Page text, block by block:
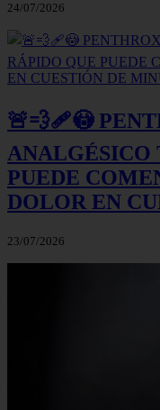
24/07/2026
🚨💨🩹😳
ANALGÉSICO
PUEDE
DOLOR EN
23/07/2026